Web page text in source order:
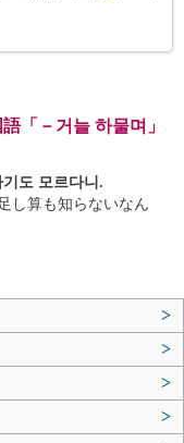
「－거늘 하물며」
도 모르다니.
し算も知らないなん
>
>
>
>